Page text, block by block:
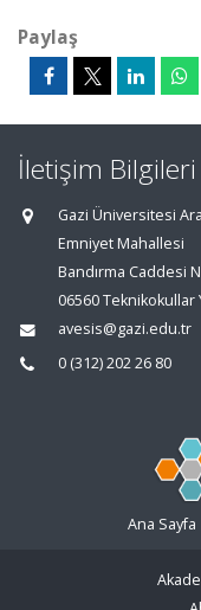
Paylaş
İletişim Bilgileri
Gazi Üniversitesi
Emniyet Mahallesi
Bandırma Caddesi
06560
avesis@gazi.edu.tr
0 (312) 202 26 80
Ana Sayfa